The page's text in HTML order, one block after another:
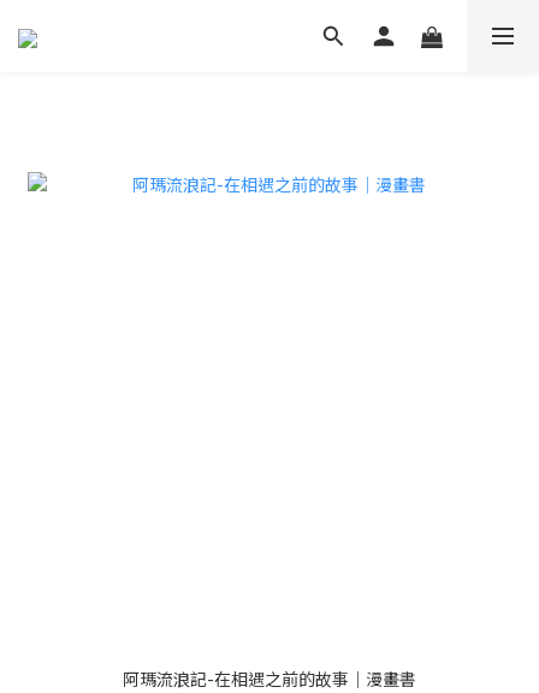
阿瑪流浪記-在相遇之前的故事｜漫畫書